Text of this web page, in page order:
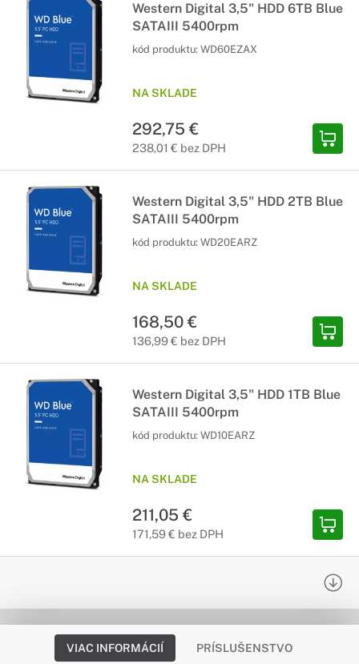
Western Digital 3,5" HDD 6TB Blue
SATAIII 5400rpm
kód produktu: WD60EZAX
NA SKLADE
292,75 €
238,01 € bez DPH
Western Digital 3,5" HDD 2TB Blue
SATAIII 5400rpm
kód produktu: WD20EARZ
NA SKLADE
168,50 €
136,99 € bez DPH
Western Digital 3,5" HDD 1TB Blue
SATAIII 5400rpm
kód produktu: WD10EARZ
NA SKLADE
211,05 €
171,59 € bez DPH
VIAC INFORMÁCIÍ PRÍSLUŠENSTVO